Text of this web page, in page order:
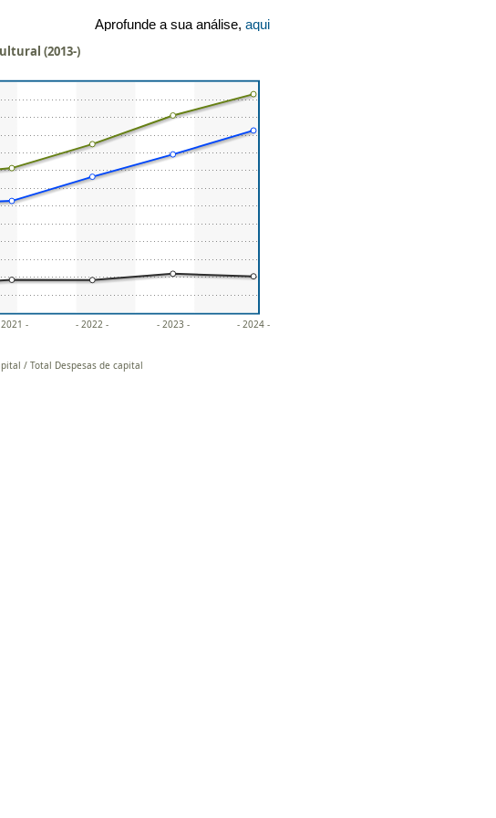
Aprofunde a sua análise, aqui
- - 2022 - - 2023 - - 2024 -
(2013-)
/ Total Despesas de capital